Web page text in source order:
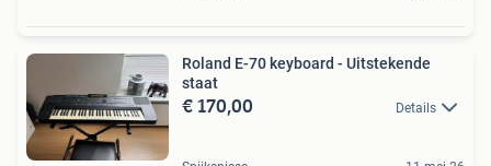
Roland E-70 keyboard - Uitstekende
staat
€ 170,00 Details